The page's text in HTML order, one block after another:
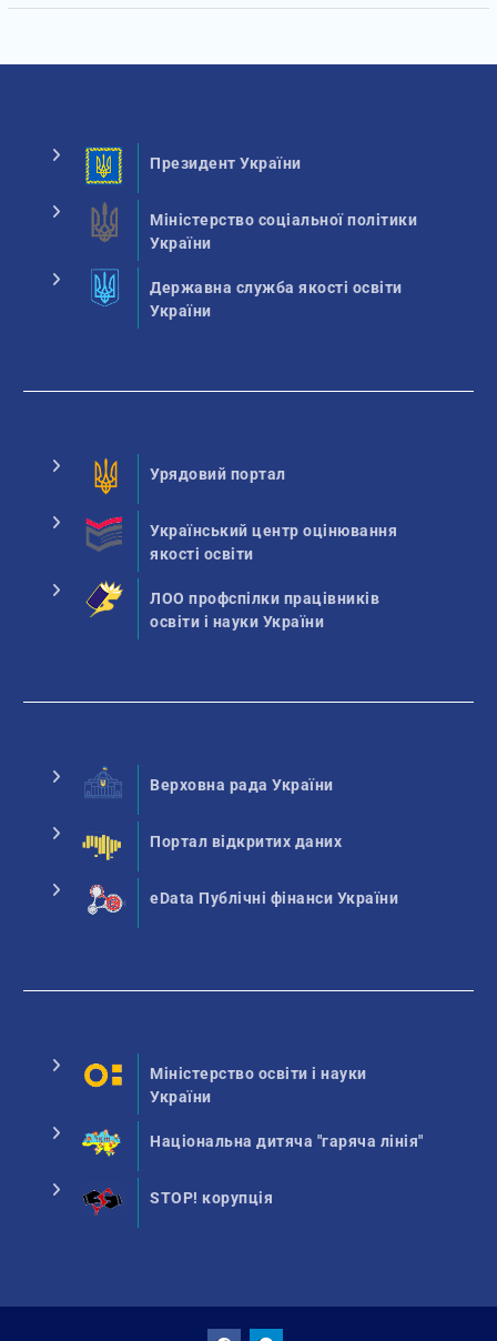
Президент України
Міністерство соціальної політики
України
Державна служба якості освіти
України
Урядовий портал
Український центр оцінювання
якості освіти
ЛОО профспілки працівників
освіти і науки України
Верховна рада України
Портал відкритих даних
eData Публічні фінанси України
Міністерство освіти і науки
України
Національна дитяча "гаряча лінія"
STOP! корупція